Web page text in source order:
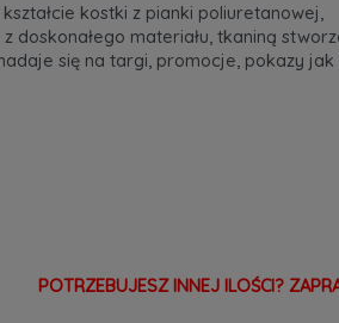
kostki z pianki poliuretanowej,
doskonałego materiału, tkaniną
się na targi, promocje, pokazy jak
POTRZEBUJESZ INNEJ ILOŚCI?